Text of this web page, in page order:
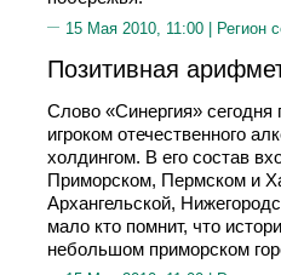
15 Мая 2010, 11:00 | Регион
Позитивная
Слово «Синергия»
игроком отечественного
холдингом. В его состав
Приморском, Пермском и
Архангельской,
мало кто помнит, что
небольшом приморском